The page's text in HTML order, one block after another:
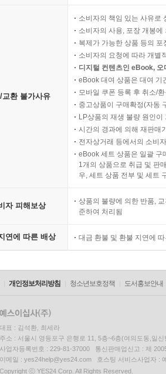
교환 불가사유
소비자의 책임 있는 사유로
소비자의 사용, 포장 개봉
복제가 가능한 상품 등의
소비자의 요청에 따라 개별
디지털 컨텐츠인 eBook,
eBook 대여 상품은 대여 기
모바일 쿠폰 등록 후 취소/
중고상품이 구매확정(자동
LP상품의 재생 불량 원인
시간의 경과에 의해 재판매
전자상거래 등에서의 소비
eBook 세트 상품은 일괄 구
1개의 상품으로 취급 및 판
우, 세트 상품 전부 및 세트
자 피해보상
상품의 불량에 의한 반품,
준하여 처리됨
연에 따른 배상 대금 환불 및 환불 지연에
개인정보처리방침 청소년보호정책 도서홍보안내
대표 : 김석환, 최세라
주소 : 서울시 영등포구 은행로 11, 5층~6층(여의도동,일신
사업자등록번호 : 229-81-37000 통신판매업신고 : 제
이메일 : yes24help@yes24.com 호스팅 서비스사업자 :
Copyright ⓒ YES24 Corp. All Rights Reserved.